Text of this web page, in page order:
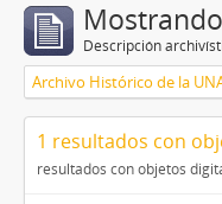
Descripción
Archivo Histórico de la
1 resultados con
resultados con objetos